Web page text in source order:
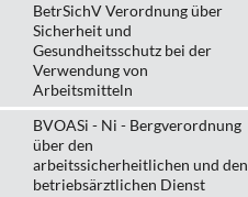
BetrSichV Verordnung über
Sicherheit und
Gesundheitsschutz bei der
Verwendung von
Arbeitsmitteln
BVOASi - Ni - Bergverordnung
über den
arbeitssicherheitlichen und den
betriebsärztlichen Dienst